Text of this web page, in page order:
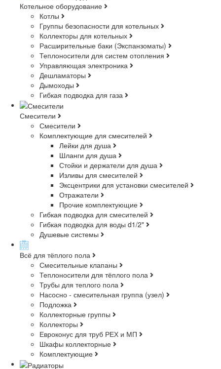
Котельное оборудование
Котлы
Группы безопасности для котельных
Коллекторы для котельных
Расширительные баки (Экспанзоматы)
Теплоносители для систем отопления
Управляющая электроника
Дешламаторы
Дымоходы
Гибкая подводка для газа
Смесители
Смесители
Комплектующие для смесителей
Лейки для душа
Шланги для душа
Стойки и держатели для душа
Изливы для смесителей
Эксцентрики для установки смесителей
Отражатели
Прочие комплектующие
Гибкая подводка для смесителей
Гибкая подводка для воды d1/2"
Душевые системы
Всё для тёплого пола
Смесительные клапаны
Теплоносители для тёплого пола
Трубы для теплого пола
Насосно - смесительная группа (узел)
Подложка
Коллекторные группы
Коллекторы
Евроконус для труб РЕХ и МП
Шкафы коллекторные
Комплектующие